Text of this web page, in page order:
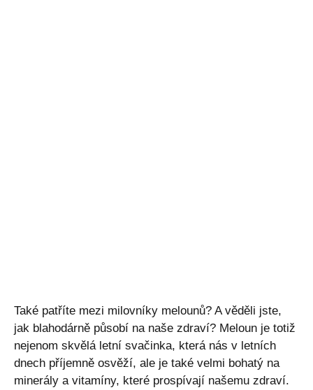
Také patříte mezi milovníky melounů? A věděli jste,
jak blahodárně působí na naše zdraví? Meloun je totiž
nejenom skvělá letní svačinka, která nás v letních
dnech příjemně osvěží, ale je také velmi bohatý na
minerály a vitamíny, které prospívají našemu zdraví.